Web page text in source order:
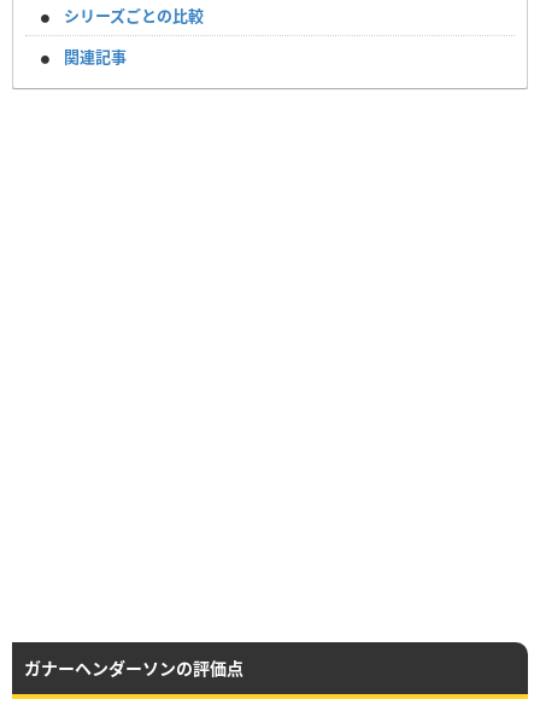
シリーズごとの比較
関連記事
ガナーヘンダーソンの評価点